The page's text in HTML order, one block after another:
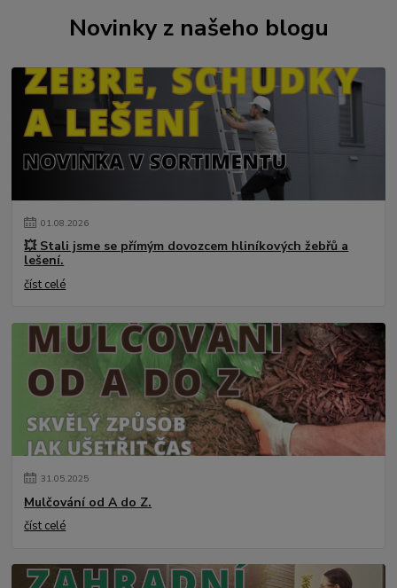
Novinky z našeho blogu
01.08.2026
💥 Stali jsme se přímým dovozcem hliníkových žebřů a
lešení.
číst celé
31.05.2025
Mulčování od A do Z.
číst celé